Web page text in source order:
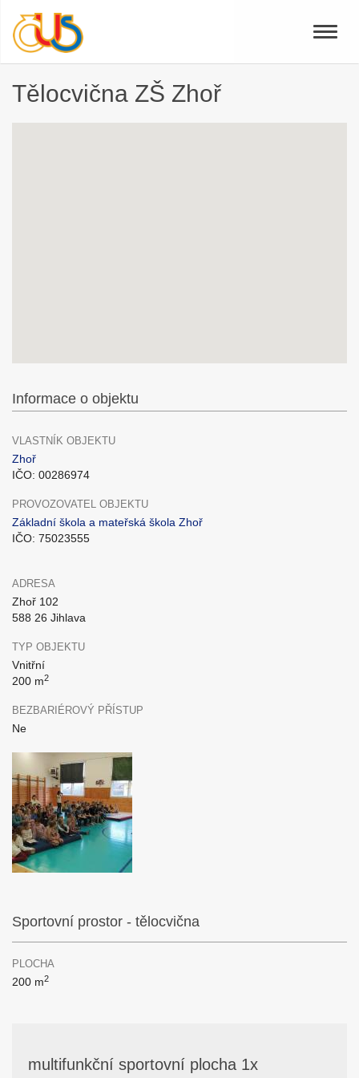
Toggle
Tělocvična ZŠ Zhoř
Informace o objektu
VLASTNÍK OBJEKTU
Zhoř
IČO: 00286974
PROVOZOVATEL OBJEKTU
Základní škola a mateřská škola Zhoř
IČO: 75023555
ADRESA
Zhoř 102
588 26 Jihlava
TYP OBJEKTU
Vnitřní
200 m2
BEZBARIÉROVÝ PŘÍSTUP
Ne
Sportovní prostor - tělocvična
PLOCHA
200 m2
multifunkční sportovní plocha 1x